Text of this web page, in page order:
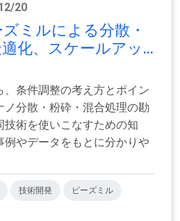
20
ミルによる分散・
化、スケールアッ...
、条件調整の考え方とポイン
ノ分散・粉砕・混合処理の勘
技術を使いこなすための知
例やデータをもとに分かりや
技術開発 ビーズミル